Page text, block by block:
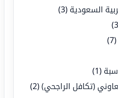
السعودية (3)
(7)
(1)
(تكافل الراجحي)(2)